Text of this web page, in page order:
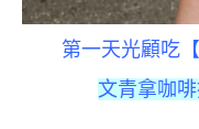
第一天光顧吃
文青拿咖